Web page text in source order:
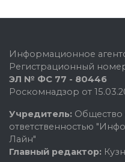
Информационное
Регистрационный
ЭЛ № ФС 77 - 80446
Роскомнадзор от
Учредитель: Общество
ответственностью
Лайн"
Главный редактор: